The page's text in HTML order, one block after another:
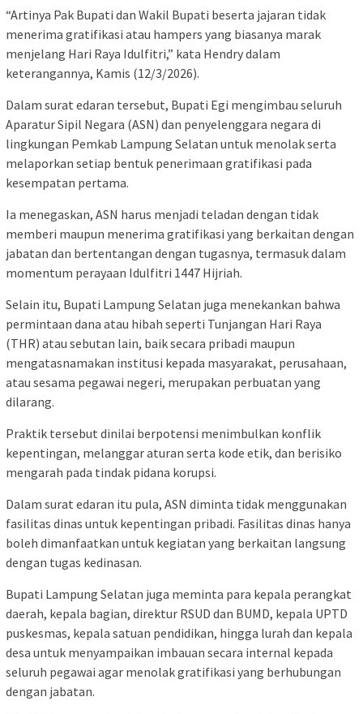
“Artinya Pak Bupati dan Wakil Bupati beserta jajaran tidak
menerima gratifikasi atau hampers yang biasanya marak
menjelang Hari Raya Idulfitri,” kata Hendry dalam
keterangannya, Kamis (12/3/2026).
Dalam surat edaran tersebut, Bupati Egi mengimbau seluruh
Aparatur Sipil Negara (ASN) dan penyelenggara negara di
lingkungan Pemkab Lampung Selatan untuk menolak serta
melaporkan setiap bentuk penerimaan gratifikasi pada
kesempatan pertama.
Ia menegaskan, ASN harus menjadi teladan dengan tidak
memberi maupun menerima gratifikasi yang berkaitan dengan
jabatan dan bertentangan dengan tugasnya, termasuk dalam
momentum perayaan Idulfitri 1447 Hijriah.
Selain itu, Bupati Lampung Selatan juga menekankan bahwa
permintaan dana atau hibah seperti Tunjangan Hari Raya
(THR) atau sebutan lain, baik secara pribadi maupun
mengatasnamakan institusi kepada masyarakat, perusahaan,
atau sesama pegawai negeri, merupakan perbuatan yang
dilarang.
Praktik tersebut dinilai berpotensi menimbulkan konflik
kepentingan, melanggar aturan serta kode etik, dan berisiko
mengarah pada tindak pidana korupsi.
Dalam surat edaran itu pula, ASN diminta tidak menggunakan
fasilitas dinas untuk kepentingan pribadi. Fasilitas dinas hanya
boleh dimanfaatkan untuk kegiatan yang berkaitan langsung
dengan tugas kedinasan.
Bupati Lampung Selatan juga meminta para kepala perangkat
daerah, kepala bagian, direktur RSUD dan BUMD, kepala UPTD
puskesmas, kepala satuan pendidikan, hingga lurah dan kepala
desa untuk menyampaikan imbauan secara internal kepada
seluruh pegawai agar menolak gratifikasi yang berhubungan
dengan jabatan.